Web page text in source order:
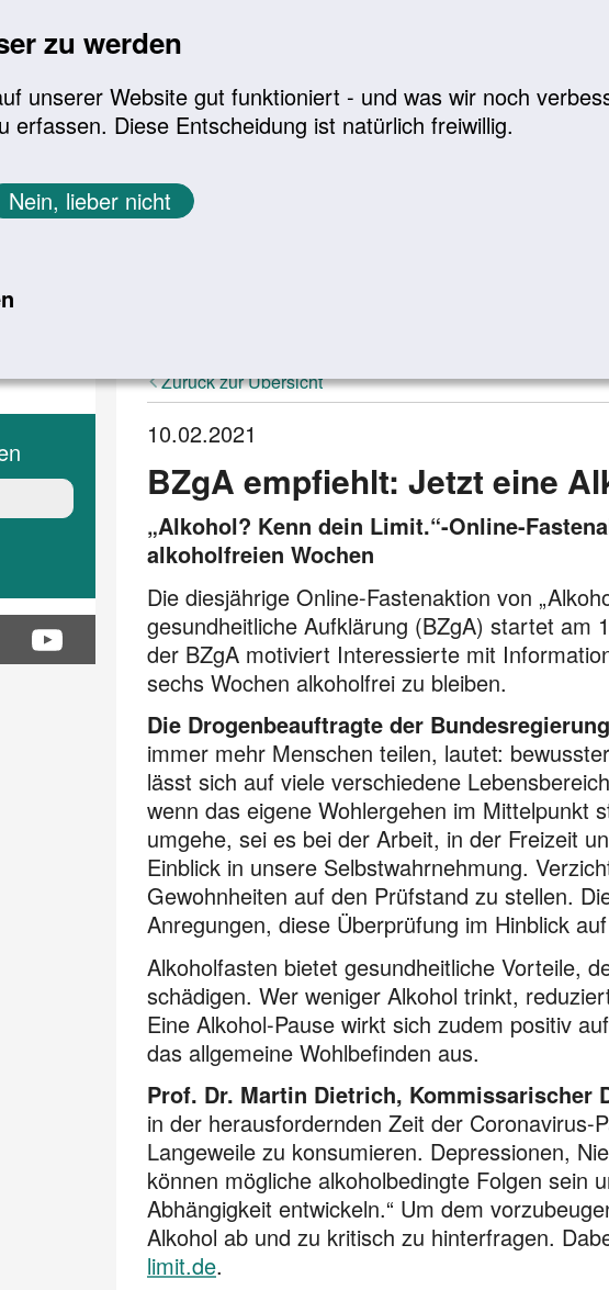
zu werden
unserer Website gut funktioniert - und was wir noch
erfassen. Diese Entscheidung ist natürlich freiwillig.
Nein, lieber nicht
Meldungen
Zurück zur Übersicht
10.02.2021
BZgA empfiehlt: Jetzt eine
„Alkohol? Kenn dein Limit.“-Online-
alkoholfreien Wochen
Die diesjährige Online-Fastenaktion von
gesundheitliche Aufklärung (BZgA) startet am
der BZgA motiviert Interessierte mit
sechs Wochen alkoholfrei zu bleiben.
Die Drogenbeauftragte der
immer mehr Menschen teilen, lautet:
lässt sich auf viele verschiedene
wenn das eigene Wohlergehen im Mittelpunkt
umgehe, sei es bei der Arbeit, in der Freizeit
Einblick in unsere Selbstwahrnehmung.
Gewohnheiten auf den Prüfstand zu stellen.
Anregungen, diese Überprüfung im Hinblick
Alkoholfasten bietet gesundheitliche Vorteile,
schädigen. Wer weniger Alkohol trinkt,
Eine Alkohol-Pause wirkt sich zudem positiv
das allgemeine Wohlbefinden aus.
Prof. Dr. Martin Dietrich, Kommissarischer
in der herausfordernden Zeit der
Langeweile zu konsumieren. Depressionen,
können mögliche alkoholbedingte Folgen sein
Abhängigkeit entwickeln.“ Um dem
Alkohol ab und zu kritisch zu hinter­fragen.
limit.de.